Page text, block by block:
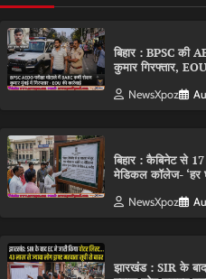
बिहार : BPSC की
कुमार गिरफ्तार,
NewsXpoz
बिहार : कैबिनेट से
मेडिकल कॉलेज- ‘हर
NewsXpoz
झारखंड : SIR के